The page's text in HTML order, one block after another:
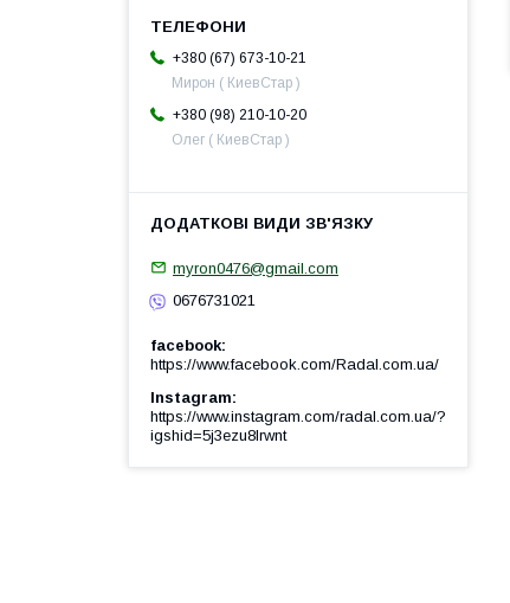
+380 (67) 673-10-21
Мирон ( КиевСтар )
+380 (98) 210-10-20
Олег ( КиевСтар )
myron0476@gmail.com
0676731021
facebook
https://www.facebook.com/Radal.com.ua/
Instagram
https://www.instagram.com/radal.com.ua/?
igshid=5j3ezu8lrwnt